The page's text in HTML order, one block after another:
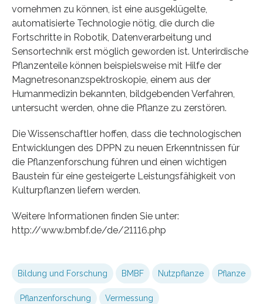
vornehmen zu können, ist eine ausgeklügelte,
automatisierte Technologie nötig, die durch die
Fortschritte in Robotik, Datenverarbeitung und
Sensortechnik erst möglich geworden ist. Unterirdische
Pflanzenteile können beispielsweise mit Hilfe der
Magnetresonanzspektroskopie, einem aus der
Humanmedizin bekannten, bildgebenden Verfahren,
untersucht werden, ohne die Pflanze zu zerstören.
Die Wissenschaftler hoffen, dass die technologischen
Entwicklungen des DPPN zu neuen Erkenntnissen für
die Pflanzenforschung führen und einen wichtigen
Baustein für eine gesteigerte Leistungsfähigkeit von
Kulturpflanzen liefern werden.
Weitere Informationen finden Sie unter:
http://www.bmbf.de/de/21116.php
Bildung und Forschung BMBF Nutzpflanze Pflanze
Pflanzenforschung Vermessung